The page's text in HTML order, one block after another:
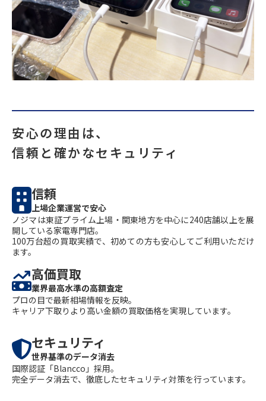
安心の理由は、
信頼と確かなセキュリティ
信頼
上場企業運営で安心
ノジマは東証プライム上場・関東地方を中心に240店舗以上を展
開している家電専門店。
100万台超の買取実績で、初めての方も安心してご利用いただけ
ます。
高価買取
業界最高水準の高額査定
プロの目で最新相場情報を反映。
キャリア下取りより高い金額の買取価格を実現しています。
セキュリティ
世界基準のデータ消去
国際認証「Blancco」採用。
完全データ消去で、徹底したセキュリティ対策を行っています。